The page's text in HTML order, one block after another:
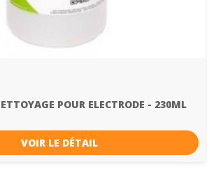
POUR ELECTRODE - 230ML
VOIR LE DÉTAIL